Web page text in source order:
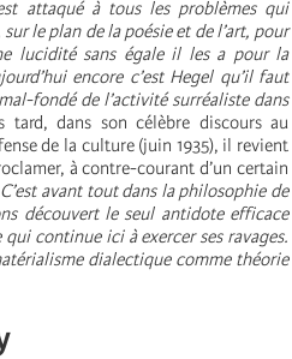
attaqué à tous les problèmes qui
le plan de la poésie et de l’art, pour
lucidité sans égale il les a pour la
encore c’est Hegel qu’il faut
fondé de l’activité surréaliste dans
tard, dans son célèbre discours au
de la culture (juin 1935), il revient
à contre-courant d’un certain
avant tout dans la philosophie de
découvert le seul antidote efficace
continue ici à exercer ses ravages.
dialectique comme théorie